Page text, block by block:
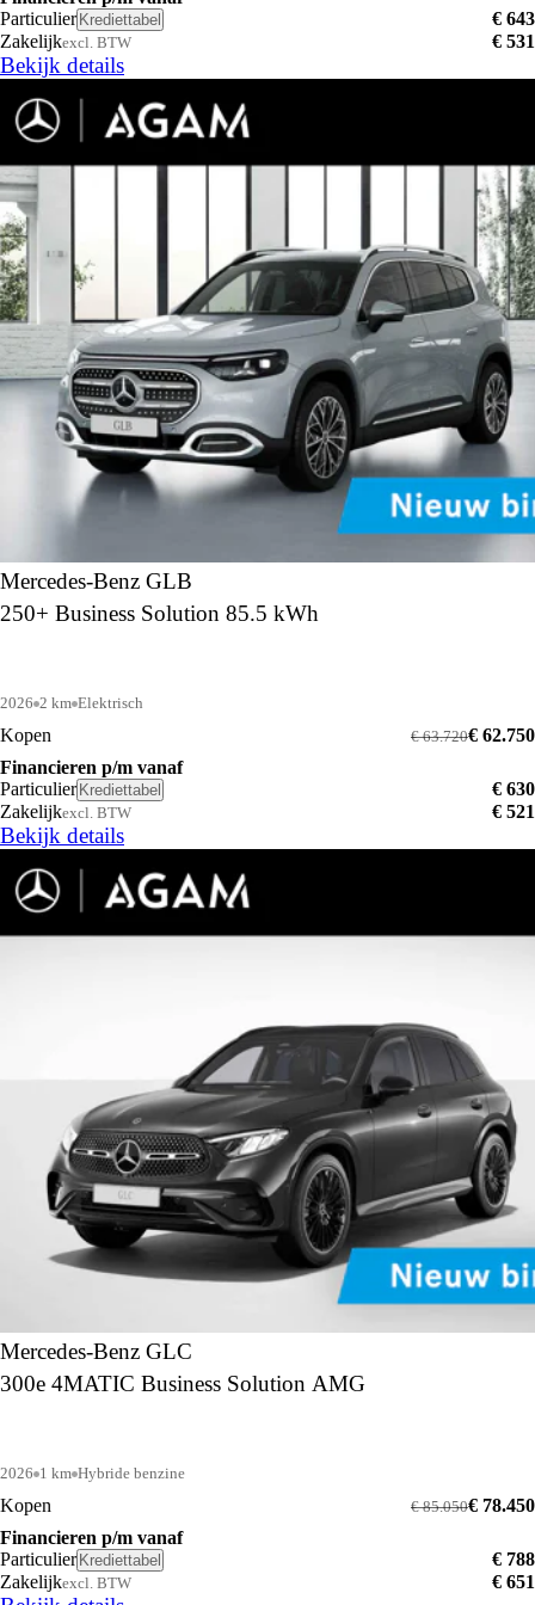
Particulier Krediettabel
€ 643
Zakelijkexcl. BTW € 531
Bekijk details
Mercedes-Benz GLB
250+ Business Solution 85.5 kWh
2026 2 km Elektrisch
Kopen € 62.750
€ 63.720
Financieren p/m vanaf
Particulier Krediettabel
€ 630
Zakelijkexcl. BTW € 521
Bekijk details
Mercedes-Benz GLC
300e 4MATIC Business Solution AMG
2026 1 km Hybride benzine
Kopen € 78.450
€ 85.050
Financieren p/m vanaf
Particulier Krediettabel
€ 788
Zakelijkexcl. BTW € 651